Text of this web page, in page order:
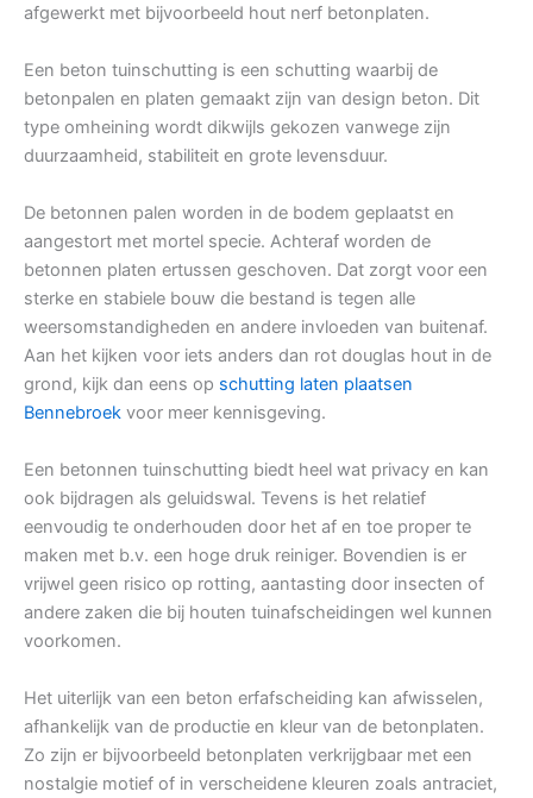
afgewerkt met bijvoorbeeld hout nerf betonplaten.
Een beton tuinschutting is een schutting waarbij de
betonpalen en platen gemaakt zijn van design beton. Dit
type omheining wordt dikwijls gekozen vanwege zijn
duurzaamheid, stabiliteit en grote levensduur.
De betonnen palen worden in de bodem geplaatst en
aangestort met mortel specie. Achteraf worden de
betonnen platen ertussen geschoven. Dat zorgt voor een
sterke en stabiele bouw die bestand is tegen alle
weersomstandigheden en andere invloeden van buitenaf.
Aan het kijken voor iets anders dan rot douglas hout in de
grond, kijk dan eens op schutting laten plaatsen
Bennebroek voor meer kennisgeving.
Een betonnen tuinschutting biedt heel wat privacy en kan
ook bijdragen als geluidswal. Tevens is het relatief
eenvoudig te onderhouden door het af en toe proper te
maken met b.v. een hoge druk reiniger. Bovendien is er
vrijwel geen risico op rotting, aantasting door insecten of
andere zaken die bij houten tuinafscheidingen wel kunnen
voorkomen.
Het uiterlijk van een beton erfafscheiding kan afwisselen,
afhankelijk van de productie en kleur van de betonplaten.
Zo zijn er bijvoorbeeld betonplaten verkrijgbaar met een
nostalgie motief of in verscheidene kleuren zoals antraciet,